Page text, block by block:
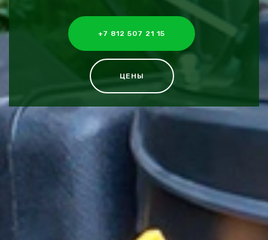
+7 812 507 21 15
ЦЕНЫ